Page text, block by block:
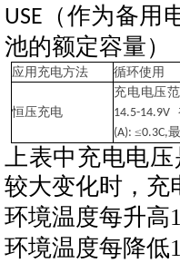
USE （作为备
池的额定容量）
应用充电方法 循环使用
恒压充电
充电电压
14.5-14.9V
(A): ≤0.3C,
上表中充电电
较大变化时，充
环境温度每升高
环境温度每降低